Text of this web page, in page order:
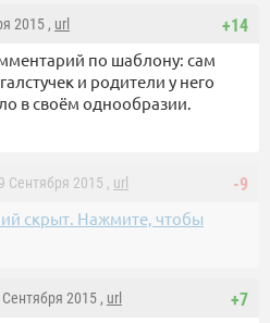
+14
2015 , url
по шаблону: сам
и родители у него
в своём однообразии.
-9
Сентября 2015 , url
скрыт. Нажмите, чтобы
+7
2015 , url